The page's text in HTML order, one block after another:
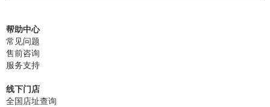
帮助中心
常见问题
售前咨询
服务支持
线下门店
全国店址查询